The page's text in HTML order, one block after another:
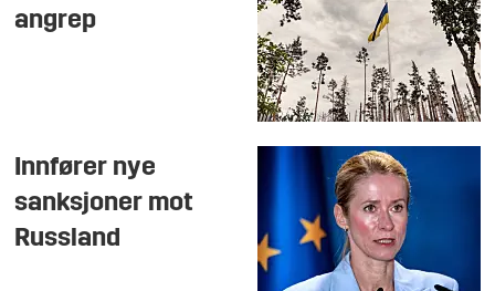
angrep
Innfører nye
sanksjoner mot
Russland